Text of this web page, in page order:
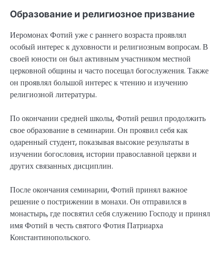
Образование и религиозное призвание
Иеромонах Фотий уже с раннего возраста проявлял
особый интерес к духовности и религиозным вопросам. В
своей юности он был активным участником местной
церковной общины и часто посещал богослужения. Также
он проявлял большой интерес к чтению и изучению
религиозной литературы.
По окончании средней школы, Фотий решил продолжить
свое образование в семинарии. Он проявил себя как
одаренный студент, показывая высокие результаты в
изучении богословия, истории православной церкви и
других связанных дисциплин.
После окончания семинарии, Фотий принял важное
решение о пострижении в монахи. Он отправился в
монастырь, где посвятил себя служению Господу и принял
имя Фотий в честь святого Фотия Патриарха
Константинопольского.